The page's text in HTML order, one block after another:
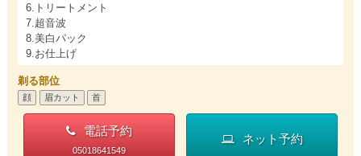
6.トリートメント
7.超音波
8.美白パック
9.お仕上げ
剃る部位
顔 眉カット 首
電話予約
05018641549
ネット予約